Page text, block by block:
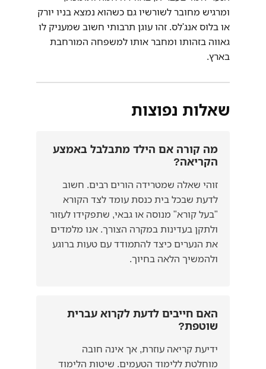
ומרגיש מחובר לשורשיו גם כשהוא נמצא בניו יורק
או בלוס אנג'לס. זהו עוגן תרבותי חשוב שמעניק לו
גאווה בזהותו ומחבר אותו למשפחה המורחבת
בארץ.
שאלות נפוצות
מה קורה אם הילד מתבלבל באמצע
הקריאה?
זוהי שאלה שמטרידה הורים רבים. חשוב
לדעת שבכל בית כנסת עומד לצד הקורא
"בעל קורא" מנוסה או גבאי, שתפקידו לעזור
ולתקן בעדינות במקרה הצורך. אנו מלמדים
את הנערים כיצד להתמודד עם טעות ברוגע
ולהמשיך הלאה בחיוך.
האם חייבים לדעת לקרוא עברית
שוטפת?
ידיעת קריאה עוזרת, אך אינה חובה
מוחלטת ללימוד הטעמים. שיטות הלימוד